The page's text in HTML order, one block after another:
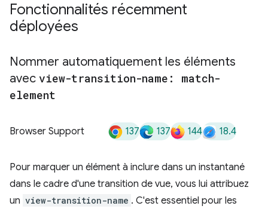
Fonctionnalités récemment
déployées
Nommer automatiquement les éléments
avec view-transition-name: match-
element
Browser Support 137 137 144 18.4
Pour marquer un élément à inclure dans un instantané
dans le cadre d'une transition de vue, vous lui attribuez
un view-transition-name . C'est essentiel pour les